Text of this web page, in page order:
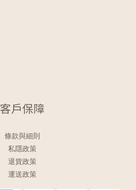
客戶保障
條款與細則
私隱政策
退貨政策
運送政策